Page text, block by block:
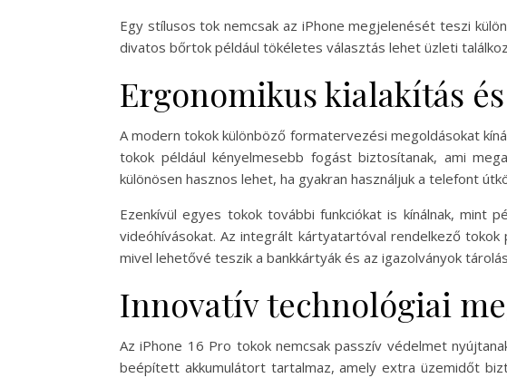
Egy stílusos tok nemcsak az iPhone megjelenését teszi
divatos bőrtok például tökéletes választás lehet üzleti
Ergonomikus kialakítás
A modern tokok különböző formatervezési megoldásokat
tokok például kényelmesebb fogást biztosítanak, ami
különösen hasznos lehet, ha gyakran használjuk a telefont
Ezenkívül egyes tokok további funkciókat is kínálnak, mint
videóhívásokat. Az integrált kártyatartóval rendelkező tokok
mivel lehetővé teszik a bankkártyák és az igazolványok
Innovatív technológiai
Az iPhone 16 Pro tokok nemcsak passzív védelmet
beépített akkumulátort tartalmaz, amely extra üzemidőt